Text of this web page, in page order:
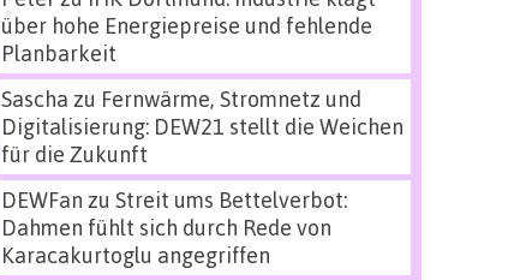
über hohe Energiepreise und fehlende
Planbarkeit
Sascha zu Fernwärme, Stromnetz und
Digitalisierung: DEW21 stellt die Weichen
für die Zukunft
DEWFan zu Streit ums Bettelverbot:
Dahmen fühlt sich durch Rede von
Karacakurtoglu angegriffen